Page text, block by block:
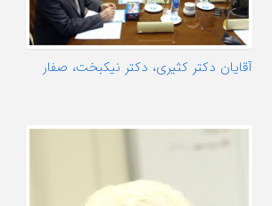
آقایان دکتر کثیری، دکتر نیکبخت، صفار